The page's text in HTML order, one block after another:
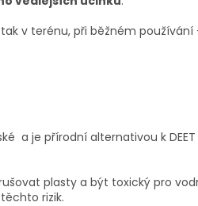
v terénu, při běžném používání
a je přírodní alternativou k
plasty a být toxický pro
rizik.